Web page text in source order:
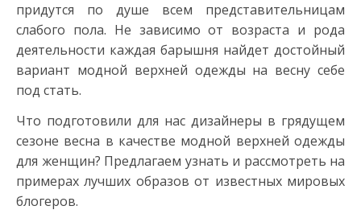
придутся по душе всем представительницам
слабого пола. Не зависимо от возраста и рода
деятельности каждая барышня найдет достойный
вариант модной верхней одежды на весну себе
под стать.
Что подготовили для нас дизайнеры в грядущем
сезоне весна в качестве модной верхней одежды
для женщин? Предлагаем узнать и рассмотреть на
примерах лучших образов от известных мировых
блогеров.